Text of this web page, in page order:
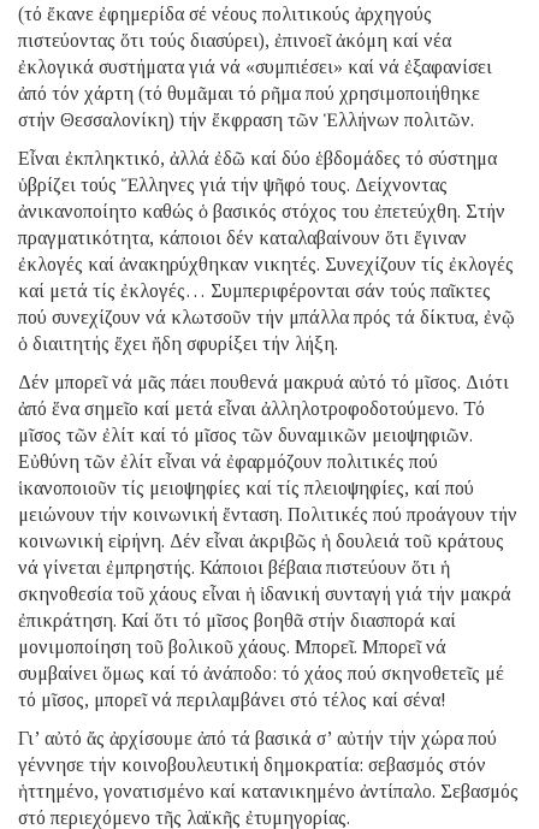
(τό ἔκανε ἐφημερίδα σέ νέους πολιτικούς ἀρχηγούς
πιστεύοντας ὅτι τούς διασύρει), ἐπινοεῖ ἀκόμη καί νέα
ἐκλογικά συστήματα γιά νά «συμπιέσει» καί νά ἐξαφανίσει
ἀπό τόν χάρτη (τό θυμᾶμαι τό ρῆμα πού χρησιμοποιήθηκε
στήν Θεσσαλονίκη) τήν ἔκφραση τῶν Ἑλλήνων πολιτῶν.
Εἶναι ἐκπληκτικό, ἀλλά ἐδῶ καί δύο ἑβδομάδες τό σύστημα
ὑβρίζει τούς Ἕλληνες γιά τήν ψῆφό τους. Δείχνοντας
ἀνικανοποίητο καθώς ὁ βασικός στόχος του ἐπετεύχθη. Στήν
πραγματικότητα, κάποιοι δέν καταλαβαίνουν ὅτι ἔγιναν
ἐκλογές καί ἀνακηρύχθηκαν νικητές. Συνεχίζουν τίς ἐκλογές
καί μετά τίς ἐκλογές… Συμπεριφέρονται σάν τούς παῖκτες
πού συνεχίζουν νά κλωτσοῦν τήν μπάλλα πρός τά δίκτυα, ἐνῷ
ὁ διαιτητής ἔχει ἤδη σφυρίξει τήν λήξη.
Δέν μπορεῖ νά μᾶς πάει πουθενά μακρυά αὐτό τό μῖσος. Διότι
ἀπό ἕνα σημεῖο καί μετά εἶναι ἀλληλοτροφοδοτούμενο. Τό
μῖσος τῶν ἐλίτ καί τό μῖσος τῶν δυναμικῶν μειοψηφιῶν.
Εὐθύνη τῶν ἐλίτ εἶναι νά ἐφαρμόζουν πολιτικές πού
ἱκανοποιοῦν τίς μειοψηφίες καί τίς πλειοψηφίες, καί πού
μειώνουν τήν κοινωνική ἔνταση. Πολιτικές πού προάγουν τήν
κοινωνική εἰρήνη. Δέν εἶναι ἀκριβῶς ἡ δουλειά τοῦ κράτους
νά γίνεται ἐμπρηστής. Κάποιοι βέβαια πιστεύουν ὅτι ἡ
σκηνοθεσία τοῦ χάους εἶναι ἡ ἰδανική συνταγή γιά τήν μακρά
ἐπικράτηση. Καί ὅτι τό μῖσος βοηθᾶ στήν διασπορά καί
μονιμοποίηση τοῦ βολικοῦ χάους. Μπορεῖ. Μπορεῖ νά
συμβαίνει ὅμως καί τό ἀνάποδο: τό χάος πού σκηνοθετεῖς μέ
τό μῖσος, μπορεῖ νά περιλαμβάνει στό τέλος καί σένα!
Γι’ αὐτό ἄς ἀρχίσουμε ἀπό τά βασικά σ’ αὐτήν τήν χώρα πού
γέννησε τήν κοινοβουλευτική δημοκρατία: σεβασμός στόν
ἡττημένο, γονατισμένο καί κατανικημένο ἀντίπαλο. Σεβασμός
στό περιεχόμενο τῆς λαϊκῆς ἐτυμηγορίας.